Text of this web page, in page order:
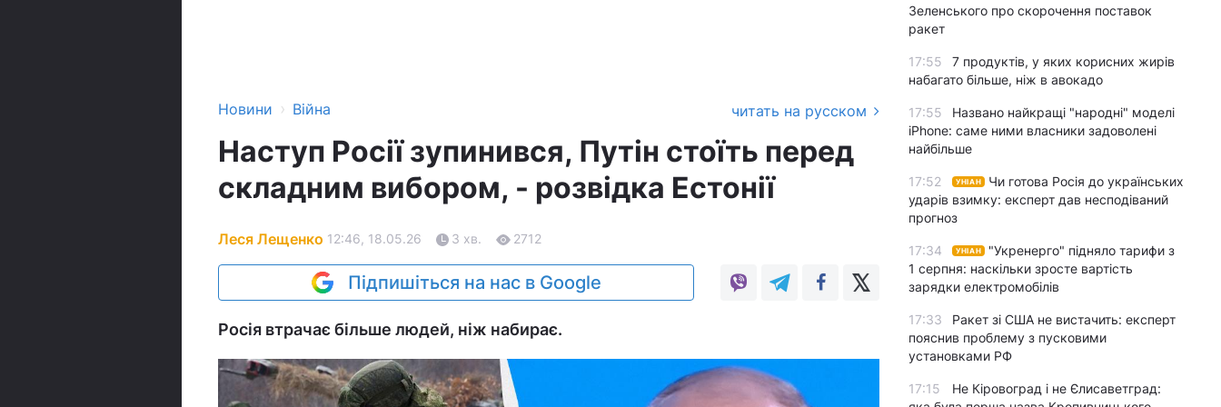
Новини › Війна читать на русском
Наступ Росії зупинився, Путін стоїть перед
складним вибором, - розвідка Естонії
Леся Лещенко 12:46, 18.05.26 3 хв. 2712
Підпишіться на нас в Google
Росія втрачає більше людей, ніж набирає.
Зеленського про скорочення поставок
ракет
17:55
7 продуктів, у яких корисних жирів
набагато більше, ніж в авокадо
17:55
Названо найкращі "народні" моделі
iPhone: саме ними власники задоволені
найбільше
17:52 УНІАН
Чи готова Росія до українських
ударів взимку: експерт дав несподіваний
прогноз
17:34 УНІАН
"Укренерго" підняло тарифи з
1 серпня: наскільки зросте вартість
зарядки електромобілів
17:33
Ракет зі США не вистачить: експерт
пояснив проблему з пусковими
установками РФ
17:15
Не Кіровоград і не Єлисаветград: